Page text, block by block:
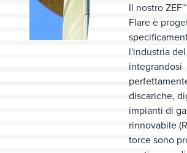
Il nostro
Flare è
l'industria
integrandosi
discariche,
impianti di
rinnovabile
torce sono